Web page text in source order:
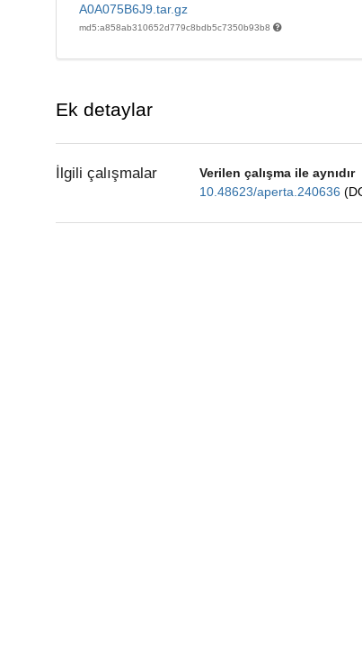
A0A075B6J9.tar.gz
md5:a858ab310652d779c8bdb5c7350b93b8
Ek detaylar
İlgili çalışmalar
Verilen çalışma ile aynıdır
10.48623/aperta.240636